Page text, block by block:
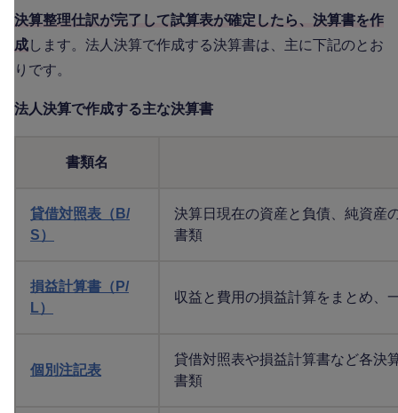
決算整理仕訳が完了して試算表が確定したら、決算書を作
成します。法人決算で作成する決算書は、主に下記のとお
りです。
法人決算で作成する主な決算書
書類名
貸借対照表（B/
S）
決算日現在の資産と負債、純資産
書類
損益計算書（P/
L）
収益と費用の損益計算をまとめ、
個別注記表
貸借対照表や損益計算書など各決
書類